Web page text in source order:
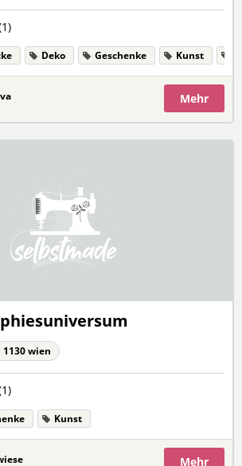
Deko Geschenke Kunst
Mehr
1130 wien
Kunst
Mehr